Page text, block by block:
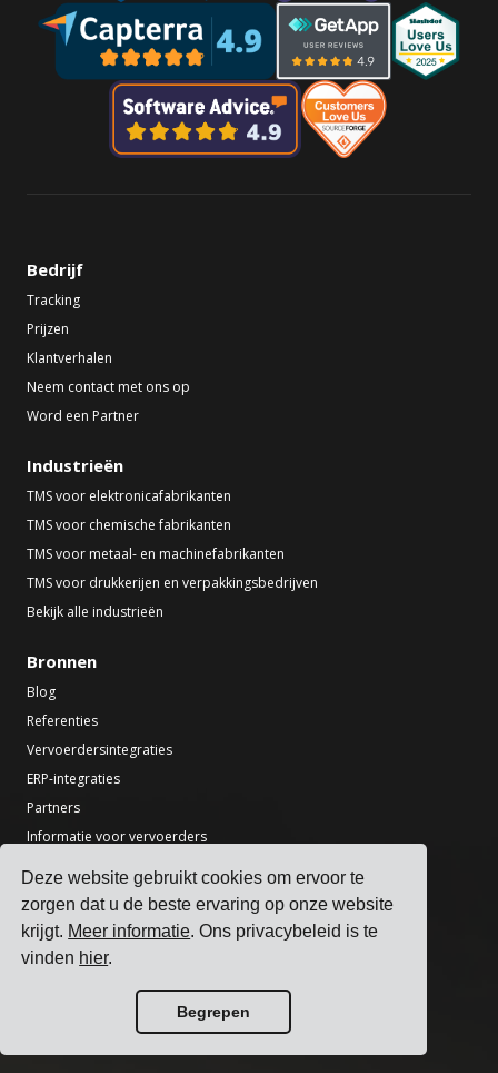
Deze website gebruikt cookies om ervoor te
zorgen dat u de beste ervaring op onze website
krijgt. Meer informatie. Ons privacybeleid is te
vinden hier.
Begrepen
Bedrijf
Tracking
Prijzen
Klantverhalen
Neem contact met ons op
Word een Partner
Industrieën
TMS voor elektronicafabrikanten
TMS voor chemische fabrikanten
TMS voor metaal- en machinefabrikanten
TMS voor drukkerijen en verpakkingsbedrijven
Bekijk alle industrieën
Bronnen
Blog
Referenties
Vervoerdersintegraties
ERP-integraties
Partners
Informatie voor vervoerders
Tools
Transport CO2-calculator
Nationale feestdagen zoeker
Vrachtdoorlooptijd calculator